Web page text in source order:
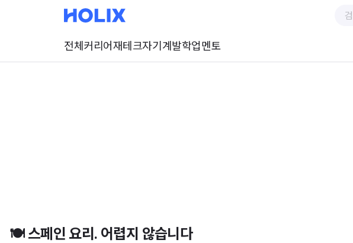
전체 커리어재테크자기계발학업멘토
🍽 스페인 요리. 어렵지 않습니다